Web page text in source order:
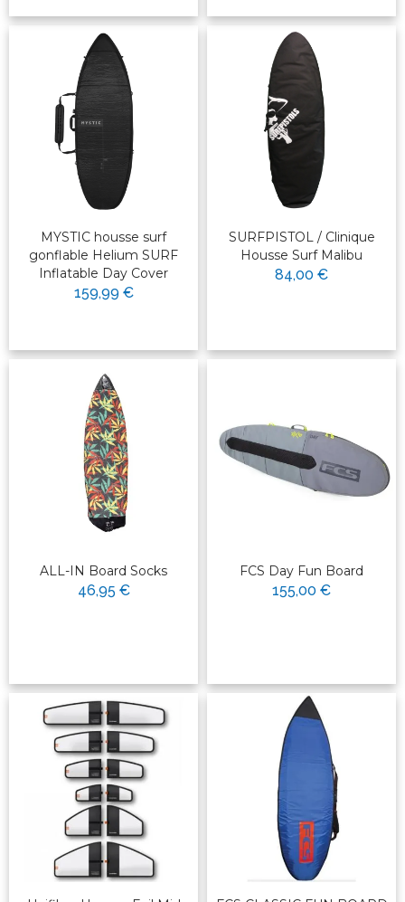
MYSTIC housse surf
gonflable Helium SURF
Inflatable Day Cover
159,99 €
SURFPISTOL / Clinique
Housse Surf Malibu
84,00 €
ALL-IN Board Socks
46,95 €
FCS Day Fun Board
155,00 €